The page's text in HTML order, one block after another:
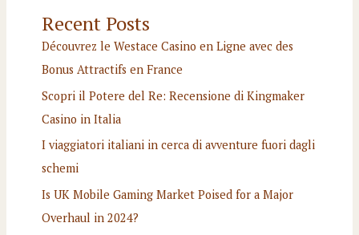
Recent Posts
Découvrez le Westace Casino en Ligne avec des
Bonus Attractifs en France
Scopri il Potere del Re: Recensione di Kingmaker
Casino in Italia
I viaggiatori italiani in cerca di avventure fuori dagli
schemi
Is UK Mobile Gaming Market Poised for a Major
Overhaul in 2024?